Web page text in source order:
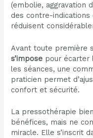
(embolie, aggravation
des contre-indications
réduisent
Avant toute première
s’impose pour écarter
les séances, une
praticien permet
confort et sécurité.
La pressothérapie
bénéfices, mais ne
miracle. Elle s’inscrit